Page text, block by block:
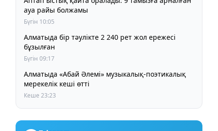
ауа райы болжамы
Бүгін 10:05
Алматыда бір тәулікте 2 240 рет жол ережесі
бұзылған
Бүгін 09:17
Алматыда «Абай Әлемі» музыкалық-поэтикалық
мерекелік кеші өтті
Кеше 23:23